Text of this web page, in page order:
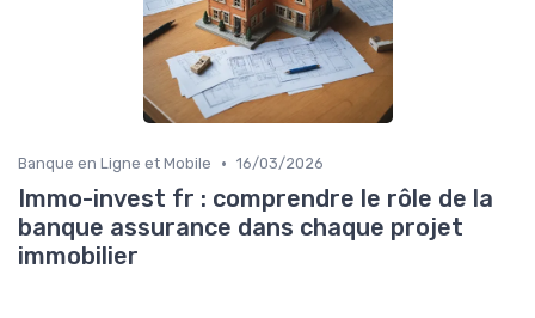
Banque en Ligne et Mobile • 16/03/2026
Immo-invest fr : comprendre le rôle de la
banque assurance dans chaque projet
immobilier